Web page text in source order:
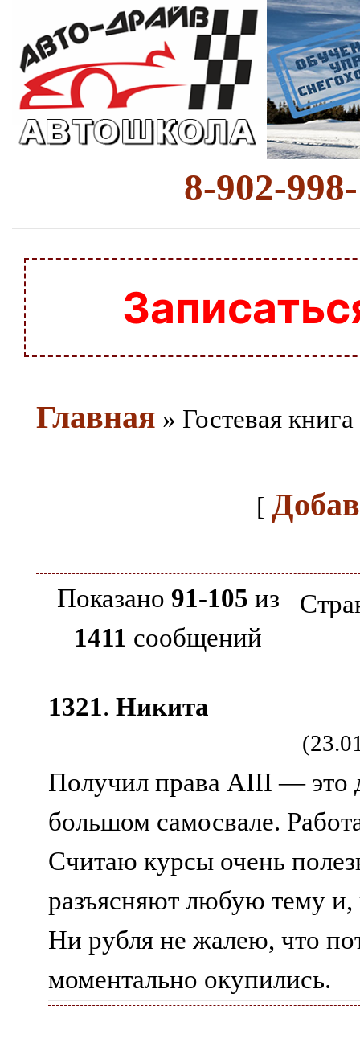
8-902-
Главная » Гостевая книга
[
Показано 91-105 из
1411 сообщений
1321. Никита
Получил права AIII — это
большом самосвале.
Считаю курсы очень
разъясняют любую тему и,
Ни рубля не жалею, что
моментально окупились.